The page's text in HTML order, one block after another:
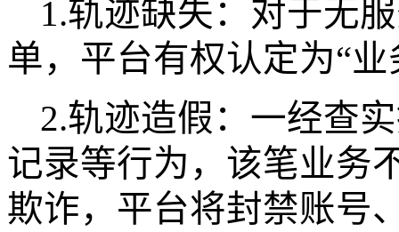
1.轨迹缺失：对于无
单，平台有权认定为“
2.轨迹造假：一经查
记录等行为，该笔业务
欺诈，平台将封禁账号